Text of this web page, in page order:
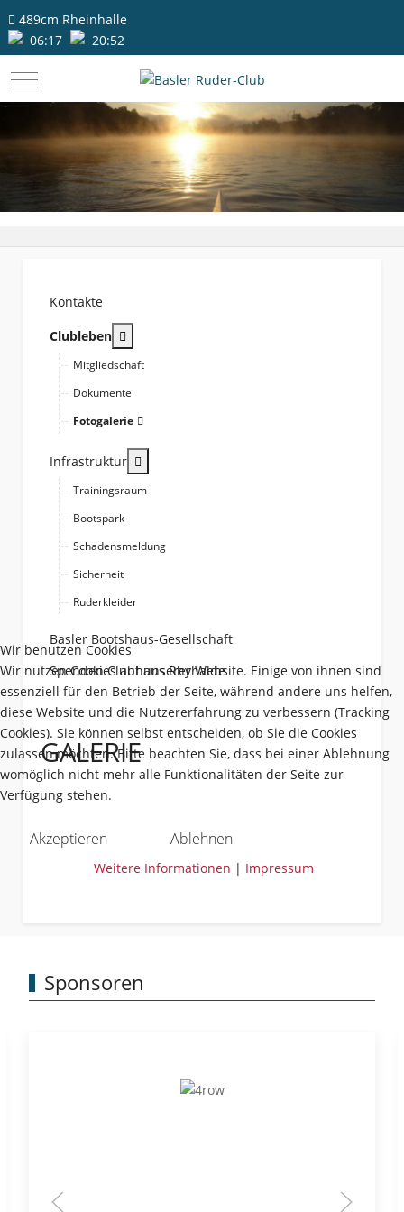
489cm Rheinhalle
06:17
20:52
Mobile Menu Toggle
Kontakte
Clubleben
Mitgliedschaft
Dokumente
Fotogalerie
Infrastruktur
Trainingsraum
Bootspark
Schadensmeldung
Sicherheit
Ruderkleider
Basler Bootshaus-Gesellschaft
Spenden Clubhaus Rhyhalde
GALERIE
Sponsoren
Wir benutzen Cookies
Wir nutzen Cookies auf unserer Website. Einige von ihnen sind
essenziell für den Betrieb der Seite, während andere uns helfen,
diese Website und die Nutzererfahrung zu verbessern (Tracking
Cookies). Sie können selbst entscheiden, ob Sie die Cookies
zulassen möchten. Bitte beachten Sie, dass bei einer Ablehnung
womöglich nicht mehr alle Funktionalitäten der Seite zur
Verfügung stehen.
Akzeptieren Ablehnen
Weitere Informationen | Impressum